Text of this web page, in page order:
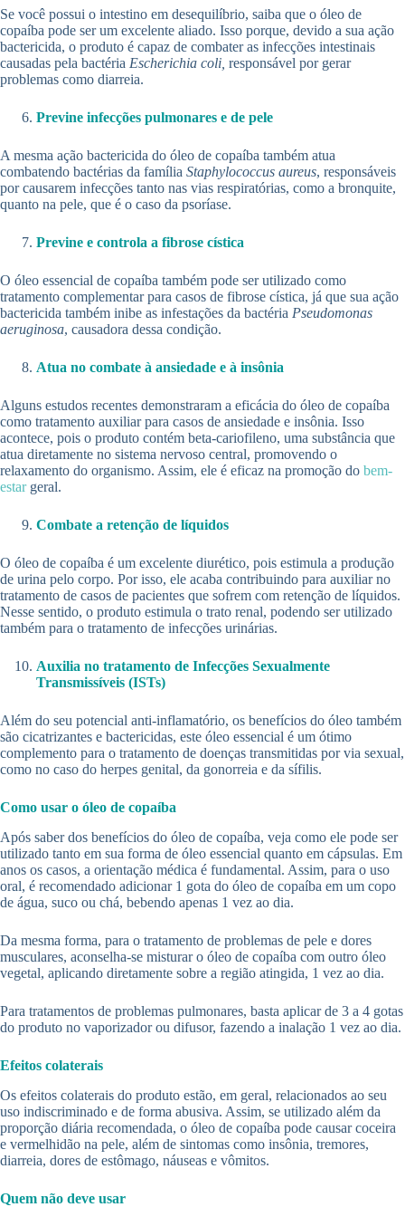
Se você possui o intestino em desequilíbrio, saiba que o óleo de
copaíba pode ser um excelente aliado. Isso porque, devido a sua ação
bactericida, o produto é capaz de combater as infecções intestinais
causadas pela bactéria Escherichia coli, responsável por gerar
problemas como diarreia.
Previne infecções pulmonares e de pele
A mesma ação bactericida do óleo de copaíba também atua
combatendo bactérias da família Staphylococcus aureus, responsáveis
por causarem infecções tanto nas vias respiratórias, como a bronquite,
quanto na pele, que é o caso da psoríase.
Previne e controla a fibrose cística
O óleo essencial de copaíba também pode ser utilizado como
tratamento complementar para casos de fibrose cística, já que sua ação
bactericida também inibe as infestações da bactéria Pseudomonas
aeruginosa, causadora dessa condição.
Atua no combate à ansiedade e à insônia
Alguns estudos recentes demonstraram a eficácia do óleo de copaíba
como tratamento auxiliar para casos de ansiedade e insônia. Isso
acontece, pois o produto contém beta-cariofileno, uma substância que
atua diretamente no sistema nervoso central, promovendo o
relaxamento do organismo. Assim, ele é eficaz na promoção do bem-
estargeral.
Combate a retenção de líquidos
O óleo de copaíba é um excelente diurético, pois estimula a produção
de urina pelo corpo. Por isso, ele acaba contribuindo para auxiliar no
tratamento de casos de pacientes que sofrem com retenção de líquidos.
Nesse sentido, o produto estimula o trato renal, podendo ser utilizado
também para o tratamento de infecções urinárias.
Auxilia no tratamento de Infecções Sexualmente
Transmissíveis (ISTs)
Além do seu potencial anti-inflamatório, os benefícios do óleo também
são cicatrizantes e bactericidas, este óleo essencial é um ótimo
complemento para o tratamento de doenças transmitidas por via sexual,
como no caso do herpes genital, da gonorreia e da sífilis.
Como usar o óleo de copaíba
Após saber dos benefícios do óleo de copaíba, veja como ele pode ser
utilizado tanto em sua forma de óleo essencial quanto em cápsulas. Em
anos os casos, a orientação médica é fundamental. Assim, para o uso
oral, é recomendado adicionar 1 gota do óleo de copaíba em um copo
de água, suco ou chá, bebendo apenas 1 vez ao dia.
Da mesma forma, para o tratamento de problemas de pele e dores
musculares, aconselha-se misturar o óleo de copaíba com outro óleo
vegetal, aplicando diretamente sobre a região atingida, 1 vez ao dia.
Para tratamentos de problemas pulmonares, basta aplicar de 3 a 4 gotas
do produto no vaporizador ou difusor, fazendo a inalação 1 vez ao dia.
Efeitos colaterais
Os efeitos colaterais do produto estão, em geral, relacionados ao seu
uso indiscriminado e de forma abusiva. Assim, se utilizado além da
proporção diária recomendada, o óleo de copaíba pode causar coceira
e vermelhidão na pele, além de sintomas como insônia, tremores,
diarreia, dores de estômago, náuseas e vômitos.
Quem não deve usar